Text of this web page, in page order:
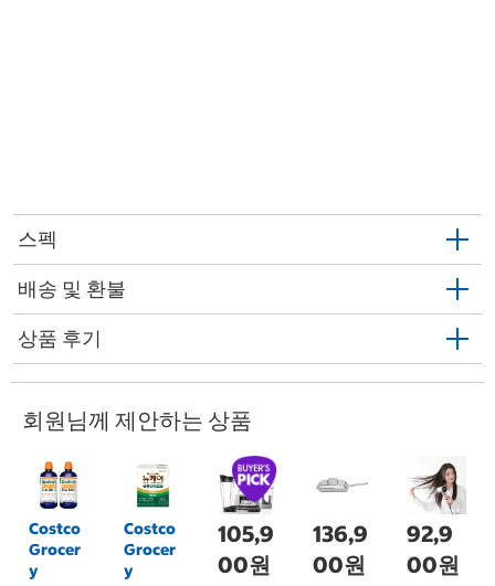
스펙
배송 및 환불
상품 후기
회원님께 제안하는 상품
Costco
Grocer
y
Costco
Grocer
y
105,9
00원
136,9
00원
92,9
00원